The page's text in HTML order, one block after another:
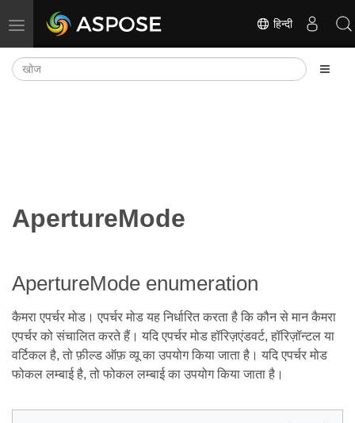
नेविगेशन टॉगल करें हिन्दी
ApertureMode
ApertureMode enumeration
कैमरा एपर्चर मोड। एपर्चर मोड यह निर्धारित करता है कि कौन से मान कैमरा
एपर्चर को संचालित करते हैं। यदि एपर्चर मोड हॉरिज़एंडवर्ट, हॉरिज़ॉन्टल या
वर्टिकल है, तो फ़ील्ड ऑफ़ व्यू का उपयोग किया जाता है। यदि एपर्चर मोड
फोकल लम्बाई है, तो फोकल लम्बाई का उपयोग किया जाता है।